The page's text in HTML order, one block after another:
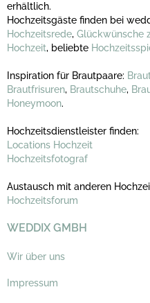
erhältlich.
Hochzeitsgäste finden bei
Hochzeitsrede, Glückwünsche
Hochzeit, beliebte
Inspiration für Brautpaare:
Brautfrisuren, Brautschuhe,
Honeymoon.
Hochzeitsdienstleister finden:
Locations Hochzeit
Hochzeitsfotograf
Austausch mit anderen
Hochzeitsforum
WEDDIX GMBH
Wir über uns
Impressum